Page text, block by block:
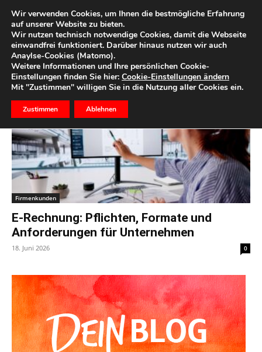
Start Schlagworte E-Rechnung
Schlagwort: E-Rechnung
Firmenkunden
E-Rechnung: Pflichten, Formate und
Anforderungen für Unternehmen
18. Juni 2026 0
Wir verwenden Cookies, um Ihnen die bestmögliche Erfahrung
auf unserer Website zu bieten.
Wir nutzen technisch notwendige Cookies, damit die Webseite
einwandfrei funktioniert. Darüber hinaus nutzen wir auch
Anaylse-Cookies (Matomo).
Weitere Informationen und Ihre persönlichen Cookie-
Einstellungen finden Sie hier: Cookie-Einstellungen ändern
Mit "Zustimmen" willigen Sie in die Nutzung aller Cookies ein.
Zustimmen Ablehnen